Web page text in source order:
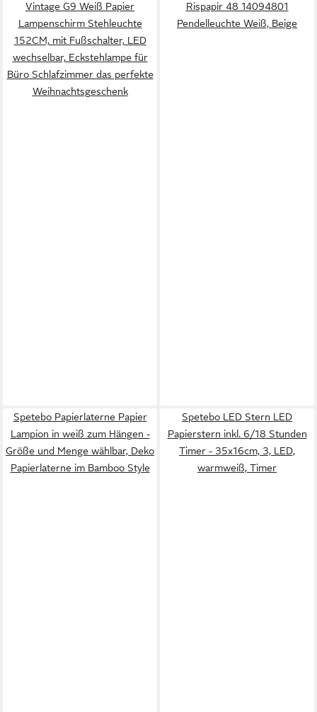
Vintage G9 Weiß Papier
Lampenschirm Stehleuchte
152CM, mit Fußschalter, LED
wechselbar, Eckstehlampe für
Büro Schlafzimmer das perfekte
Weihnachtsgeschenk
Rispapir 48 14094801
Pendelleuchte Weiß, Beige
Spetebo Papierlaterne Papier
Lampion in weiß zum Hängen -
Größe und Menge wählbar, Deko
Papierlaterne im Bamboo Style
Spetebo LED Stern LED
Papierstern inkl. 6/18 Stunden
Timer - 35x16cm, 3, LED,
warmweiß, Timer